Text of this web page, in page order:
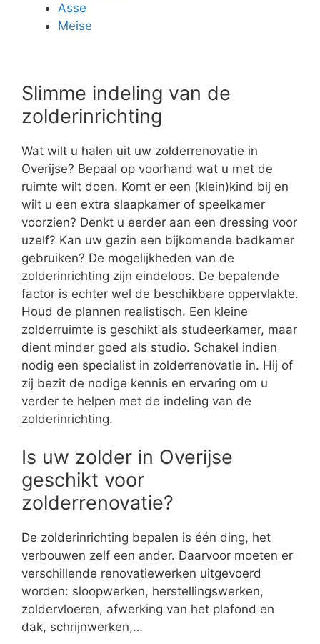
Asse
Meise
Slimme indeling van de
zolderinrichting
Wat wilt u halen uit uw zolderrenovatie in
Overijse? Bepaal op voorhand wat u met de
ruimte wilt doen. Komt er een (klein)kind bij en
wilt u een extra slaapkamer of speelkamer
voorzien? Denkt u eerder aan een dressing voor
uzelf? Kan uw gezin een bijkomende badkamer
gebruiken? De mogelijkheden van de
zolderinrichting zijn eindeloos. De bepalende
factor is echter wel de beschikbare oppervlakte.
Houd de plannen realistisch. Een kleine
zolderruimte is geschikt als studeerkamer, maar
dient minder goed als studio. Schakel indien
nodig een specialist in zolderrenovatie in. Hij of
zij bezit de nodige kennis en ervaring om u
verder te helpen met de indeling van de
zolderinrichting.
Is uw zolder in Overijse
geschikt voor
zolderrenovatie?
De zolderinrichting bepalen is één ding, het
verbouwen zelf een ander. Daarvoor moeten er
verschillende renovatiewerken uitgevoerd
worden: sloopwerken, herstellingswerken,
zoldervloeren, afwerking van het plafond en
dak, schrijnwerken,…